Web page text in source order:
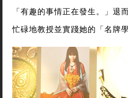
「有趣的事情正在發生。」退
忙碌地教授並實踐她的「名牌學